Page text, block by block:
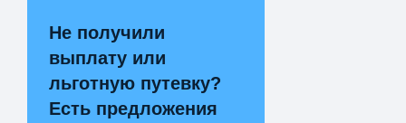
Не получили
выплату или
льготную путевку?
Есть предложения